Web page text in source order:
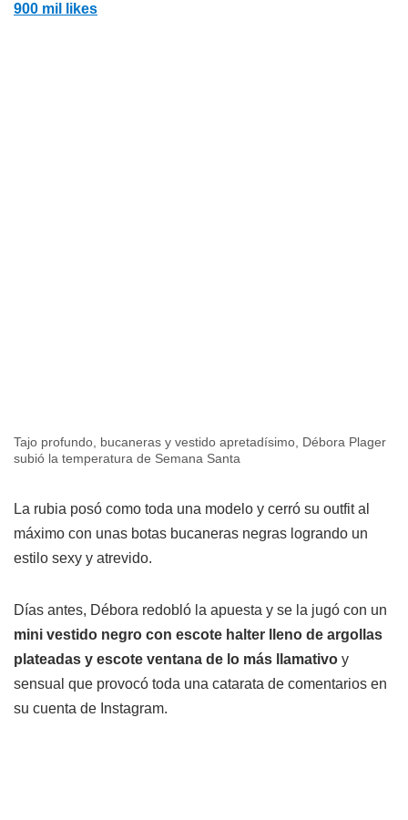
900 mil likes
Tajo profundo, bucaneras y vestido apretadísimo, Débora Plager
subió la temperatura de Semana Santa
La rubia posó como toda una modelo y cerró su outfit al
máximo con unas botas bucaneras negras logrando un
estilo sexy y atrevido.
Días antes, Débora redobló la apuesta y se la jugó con un
mini vestido negro con escote halter lleno de argollas
plateadas y escote ventana de lo más llamativo y
sensual que provocó toda una catarata de comentarios en
su cuenta de Instagram.